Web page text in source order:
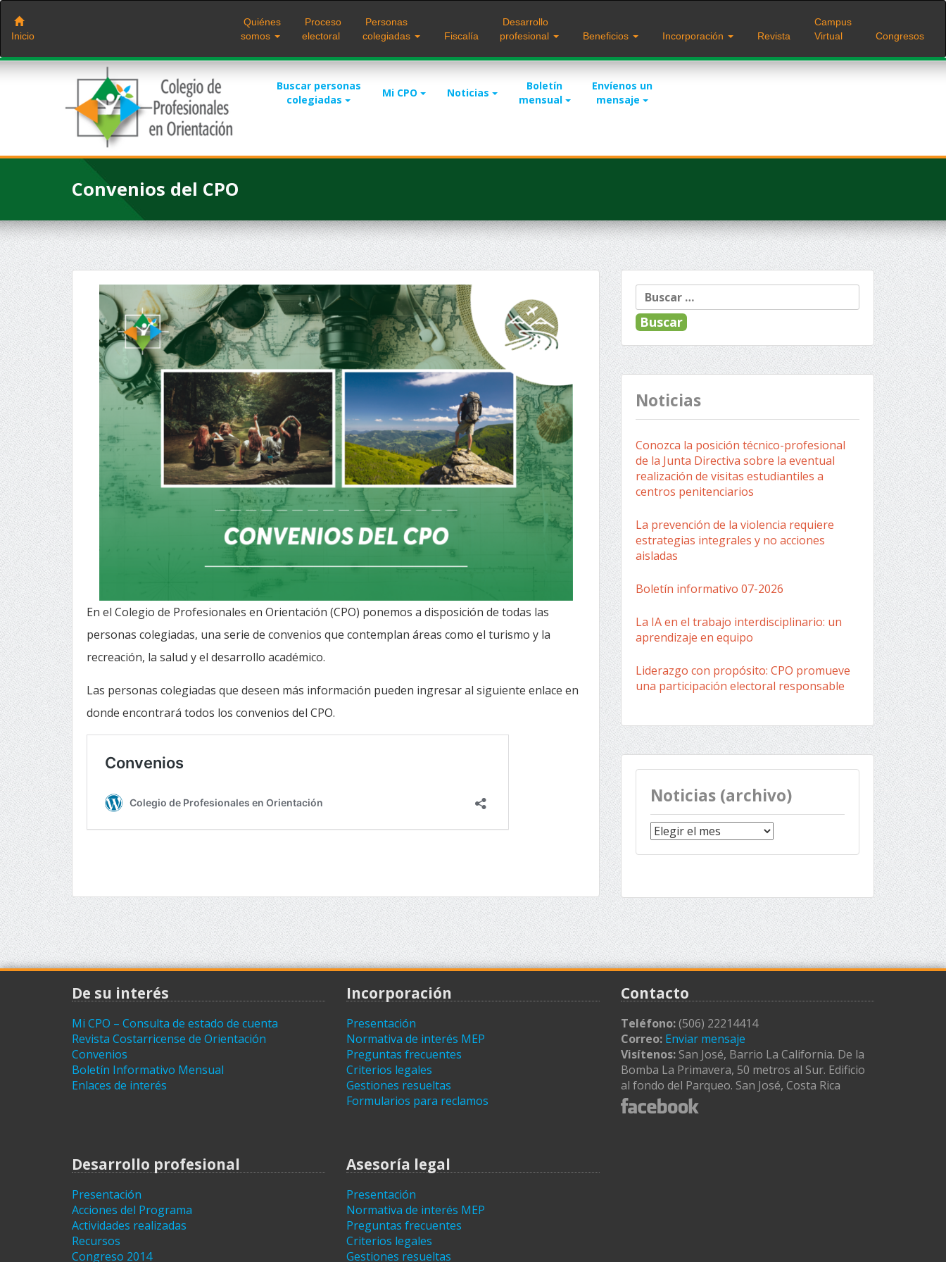
Saltar
contenido
Inicio
Quiénes
somos
Proceso
electoral
Personas
colegiadas
Fiscalía
Desarrollo
profesional
Beneficios Incorporación Revista
Campus
Virtual
Congresos
Buscar personas
colegiadas
Mi CPO Noticias
Boletín
mensual
Envíenos un
mensaje
Convenios del CPO
En el Colegio de Profesionales en Orientación (CPO) ponemos a disposición de todas las
personas colegiadas, una serie de convenios que contemplan áreas como el turismo y la
recreación, la salud y el desarrollo académico.
Las personas colegiadas que deseen más información pueden ingresar al siguiente enlace en
donde encontrará todos los convenios del CPO.
Buscar:
Noticias
Conozca la posición técnico-profesional
de la Junta Directiva sobre la eventual
realización de visitas estudiantiles a
centros penitenciarios
La prevención de la violencia requiere
estrategias integrales y no acciones
aisladas
Boletín informativo 07-2026
La IA en el trabajo interdisciplinario: un
aprendizaje en equipo
Liderazgo con propósito: CPO promueve
una participación electoral responsable
Noticias (archivo)
Noticias
(archivo)
De su interés
Mi CPO – Consulta de estado de cuenta
Revista Costarricense de Orientación
Convenios
Boletín Informativo Mensual
Enlaces de interés
Incorporación
Presentación
Normativa de interés MEP
Preguntas frecuentes
Criterios legales
Gestiones resueltas
Formularios para reclamos
Contacto
Teléfono:(506) 22214414
Correo: Enviar mensaje
Visítenos: San José, Barrio La California. De la
Bomba La Primavera, 50 metros al Sur. Edificio
al fondo del Parqueo. San José, Costa Rica
Desarrollo profesional
Presentación
Acciones del Programa
Actividades realizadas
Recursos
Congreso 2014
Asesoría legal
Presentación
Normativa de interés MEP
Preguntas frecuentes
Criterios legales
Gestiones resueltas